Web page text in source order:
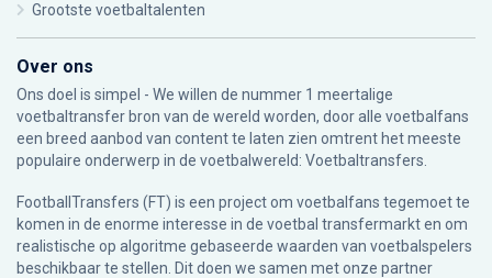
Grootste voetbaltalenten
Over ons
Ons doel is simpel - We willen de nummer 1 meertalige
voetbaltransfer bron van de wereld worden, door alle voetbalfans
een breed aanbod van content te laten zien omtrent het meeste
populaire onderwerp in de voetbalwereld: Voetbaltransfers.
FootballTransfers (FT) is een project om voetbalfans tegemoet te
komen in de enorme interesse in de voetbal transfermarkt en om
realistische op algoritme gebaseerde waarden van voetbalspelers
beschikbaar te stellen. Dit doen we samen met onze partner